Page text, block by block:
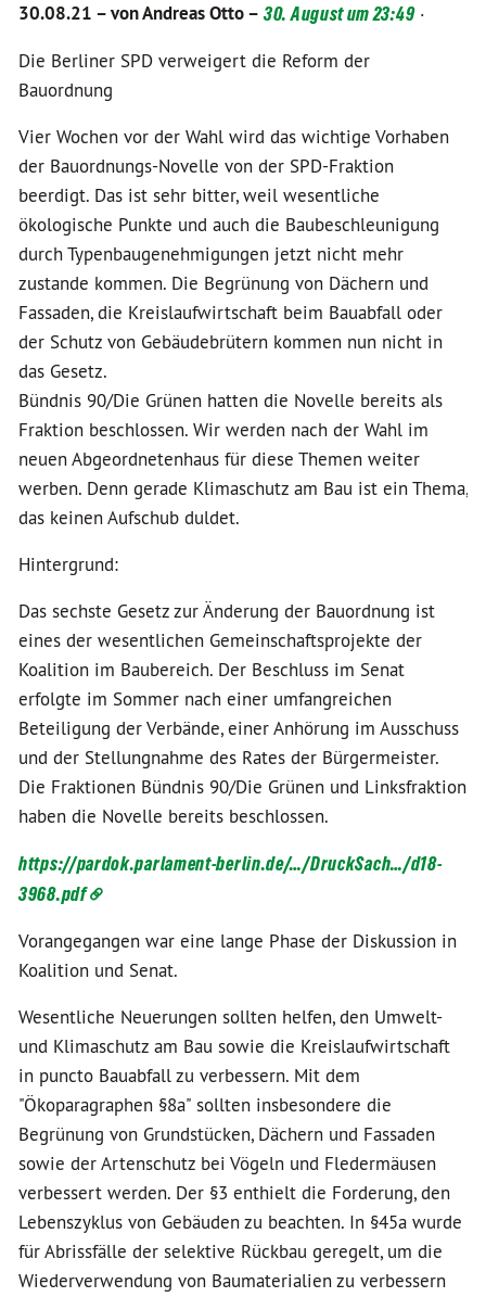
30.08.21 –von Andreas Otto – 30. August um 23:49·
Die Berliner SPD verweigert die Reform der
Bauordnung
Vier Wochen vor der Wahl wird das wichtige Vorhaben
der Bauordnungs-Novelle von der SPD-Fraktion
beerdigt. Das ist sehr bitter, weil wesentliche
ökologische Punkte und auch die Baubeschleunigung
durch Typenbaugenehmigungen jetzt nicht mehr
zustande kommen. Die Begrünung von Dächern und
Fassaden, die Kreislaufwirtschaft beim Bauabfall oder
der Schutz von Gebäudebrütern kommen nun nicht in
das Gesetz.
Bündnis 90/Die Grünen hatten die Novelle bereits als
Fraktion beschlossen. Wir werden nach der Wahl im
neuen Abgeordnetenhaus für diese Themen weiter
werben. Denn gerade Klimaschutz am Bau ist ein Thema,
das keinen Aufschub duldet.
Hintergrund:
Das sechste Gesetz zur Änderung der Bauordnung ist
eines der wesentlichen Gemeinschaftsprojekte der
Koalition im Baubereich. Der Beschluss im Senat
erfolgte im Sommer nach einer umfangreichen
Beteiligung der Verbände, einer Anhörung im Ausschuss
und der Stellungnahme des Rates der Bürgermeister.
Die Fraktionen Bündnis 90/Die Grünen und Linksfraktion
haben die Novelle bereits beschlossen.
https://pardok.parlament-berlin.de/…/DruckSach…/d18-
3968.pdf
Vorangegangen war eine lange Phase der Diskussion in
Koalition und Senat.
Wesentliche Neuerungen sollten helfen, den Umwelt-
und Klimaschutz am Bau sowie die Kreislaufwirtschaft
in puncto Bauabfall zu verbessern. Mit dem
"Ökoparagraphen §8a" sollten insbesondere die
Begrünung von Grundstücken, Dächern und Fassaden
sowie der Artenschutz bei Vögeln und Fledermäusen
verbessert werden. Der §3 enthielt die Forderung, den
Lebenszyklus von Gebäuden zu beachten. In §45a wurde
für Abrissfälle der selektive Rückbau geregelt, um die
Wiederverwendung von Baumaterialien zu verbessern